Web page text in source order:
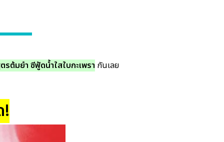
รต้มยำ ซีฟู้ดน้ำใสใบกะเพรา กันเลย
!